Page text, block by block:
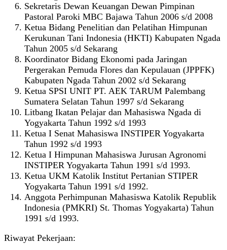
Sekretaris Dewan Keuangan Dewan Pimpinan
Pastoral Paroki MBC Bajawa Tahun 2006 s/d 2008
Ketua Bidang Penelitian dan Pelatihan Himpunan
Kerukunan Tani Indonesia (HKTI) Kabupaten Ngada
Tahun 2005 s/d Sekarang
Koordinator Bidang Ekonomi pada Jaringan
Pergerakan Pemuda Flores dan Kepulauan (JPPFK)
Kabupaten Ngada Tahun 2002 s/d Sekarang
Ketua SPSI UNIT PT. AEK TARUM Palembang
Sumatera Selatan Tahun 1997 s/d Sekarang
Litbang Ikatan Pelajar dan Mahasiswa Ngada di
Yogyakarta Tahun 1992 s/d 1993
Ketua I Senat Mahasiswa INSTIPER Yogyakarta
Tahun 1992 s/d 1993
Ketua I Himpunan Mahasiswa Jurusan Agronomi
INSTIPER Yogyakarta Tahun 1991 s/d 1993.
Ketua UKM Katolik Institut Pertanian STIPER
Yogyakarta Tahun 1991 s/d 1992.
Anggota Perhimpunan Mahasiswa Katolik Republik
Indonesia (PMKRI) St. Thomas Yogyakarta) Tahun
1991 s/d 1993.
Riwayat Pekerjaan: